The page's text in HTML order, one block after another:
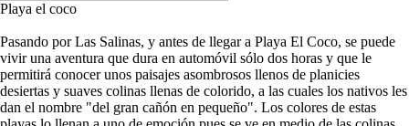
Playa el coco
Pasando por Las Salinas, y antes de llegar a Playa El Coco, se puede
vivir una aventura que dura en automóvil sólo dos horas y que le
permitirá conocer unos paisajes asombrosos llenos de planicies
desiertas y suaves colinas llenas de colorido, a las cuales los nativos les
dan el nombre "del gran cañón en pequeño". Los colores de estas